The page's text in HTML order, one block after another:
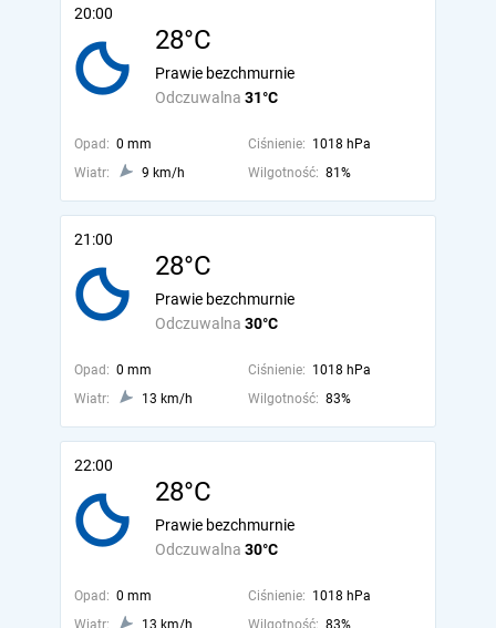
20:00
28°C
Odczuwalna 31°C
Prawie bezchmurnie
Opad: 0 mm Ciśnienie: 1018 hPa
Wiatr:
9 km/h Wilgotność: 81%
21:00
28°C
Odczuwalna 30°C
Prawie bezchmurnie
Opad: 0 mm Ciśnienie: 1018 hPa
Wiatr:
13 km/h Wilgotność: 83%
22:00
28°C
Odczuwalna 30°C
Prawie bezchmurnie
Opad: 0 mm Ciśnienie: 1018 hPa
Wiatr:
13 km/h Wilgotność: 83%